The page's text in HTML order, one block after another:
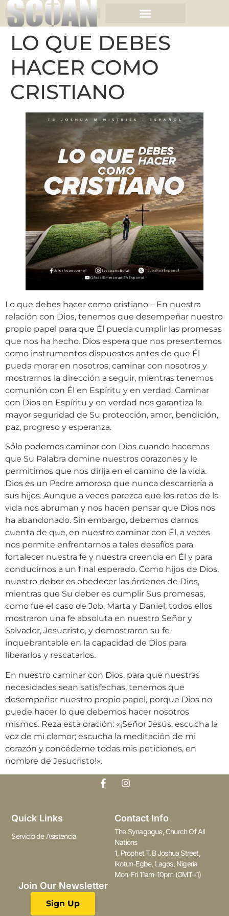
LO QUE DEBES
HACER COMO
CRISTIANO
Lo que debes hacer como cristiano – En nuestra
relación con Dios, tenemos que desempeñar nuestro
propio papel para que Él pueda cumplir las promesas
que nos ha hecho. Dios espera que nos presentemos
como instrumentos dispuestos antes de que Él
pueda morar en nosotros, caminar con nosotros y
mostrarnos la dirección a seguir, mientras tenemos
comunión con Él en Espíritu y en verdad. Caminar
con Dios en Espíritu y en verdad nos garantiza la
mayor seguridad de Su protección, amor, bendición,
paz, progreso y esperanza.
Sólo podemos caminar con Dios cuando hacemos
que Su Palabra domine nuestros corazones y le
permitimos que nos dirija en el camino de la vida.
Dios es un Padre amoroso que nunca descarriaría a
sus hijos. Aunque a veces parezca que los retos de la
vida nos abruman y nos hacen pensar que Dios nos
ha abandonado. Sin embargo, debemos darnos
cuenta de que, en nuestro caminar con Él, a veces
nos permite enfrentarnos a tales desafíos para
fortalecer nuestra fe y nuestra creencia en Él y para
conducirnos a un final esperado. Como hijos de Dios,
nuestro deber es obedecer las órdenes de Dios,
mientras que Su deber es cumplir Sus promesas,
como fue el caso de Job, Marta y Daniel; todos ellos
mostraron una fe absoluta en nuestro Señor y
Salvador, Jesucristo, y demostraron su fe
inquebrantable en la capacidad de Dios para
liberarlos y rescatarlos.
En nuestro caminar con Dios, para que nuestras
necesidades sean satisfechas, tenemos que
desempeñar nuestro propio papel, porque Dios no
puede hacer lo que debemos hacer nosotros
mismos. Reza esta oración: «¡Señor Jesús, escucha la
voz de mi clamor; escucha la meditación de mi
corazón y concédeme todas mis peticiones, en
nombre de Jesucristo!».
Quick Links
Servicio de Asistencia
Contact Info
The Synagogue, Church Of All
Nations
1, Prophet T.B Joshua Street,
Ikotun-Egbe, Lagos, Nigeria
Mon-Fri 11am-10pm (GMT+1)
Join Our Newsletter
Sign Up